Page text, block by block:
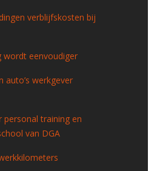
verblijfskosten bij
wordt eenvoudiger
auto’s werkgever
training en
van DGA